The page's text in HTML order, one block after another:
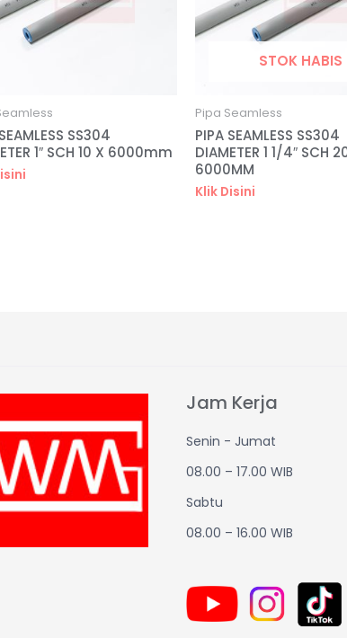
SS304
1″ SCH 10 X 6000mm
STOK HABIS
Pipa Seamless
PIPA SEAMLESS SS304
DIAMETER 1 1/4″ SCH
6000MM
Klik Disini
Jam Kerja
Senin - Jumat
08.00 – 17.00 WIB
Sabtu
08.00 – 16.00 WIB